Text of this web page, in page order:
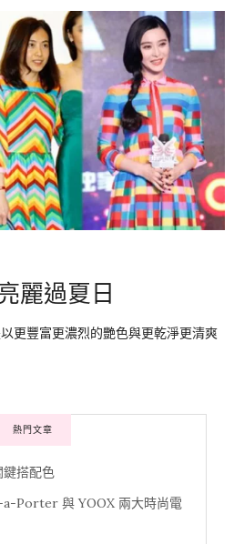
麗過夏日
更豐富更濃烈的艷色與更乾淨更清爽
熱門文章
鍵搭配色
Porter 與 YOOX 兩大時尚電